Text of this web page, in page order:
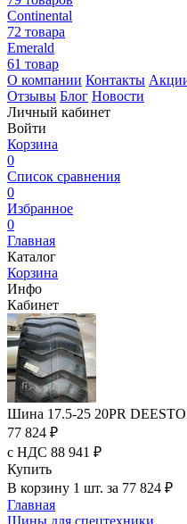
Continental
72 товара
Emerald
61 товар
О компании Контакты
Отзывы Блог Новости
Личный кабинет
Войти
Корзина
0
Список сравнения
0
Избранное
0
Главная
Каталог
Корзина
Инфо
Кабинет
Шина 17.5-25 20PR
77 824 ₽
с НДС 88 941 ₽
Купить
В корзину 1 шт. за 77 824 ₽
Главная
Шины для спецтехники